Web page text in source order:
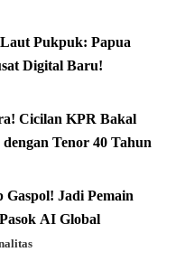
Pukpuk: Papua
Digital Baru!
Cicilan KPR Bakal
Tenor 40 Tahun
Gaspol! Jadi Pemain
AI Global